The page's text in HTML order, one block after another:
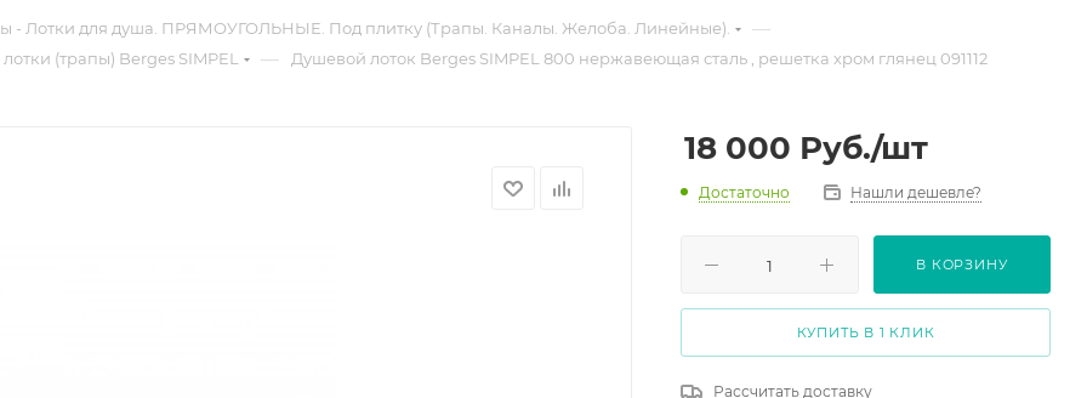
- Лотки для душа. ПРЯМОУГОЛЬНЫЕ. Под плитку (Трапы. Каналы. Желоба. Линейные). —
(трапы) Berges SIMPEL — Душевой лоток Berges SIMPEL 800 нержавеющая сталь , решетка хром глянец 091112
18 000 Руб./шт
Достаточно Нашли дешевле?
В КОРЗИНУ
КУПИТЬ В 1 КЛИК
Рассчитать доставку